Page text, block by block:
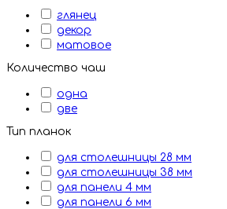
глянец
декор
матовое
Количество чаш
одна
две
Тип планок
для столешницы 28 мм
для столешницы 38 мм
для панели 4 мм
для панели 6 мм